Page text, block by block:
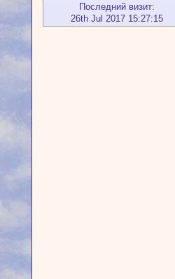
Последний визит:
26th Jul 2017 15:27:15